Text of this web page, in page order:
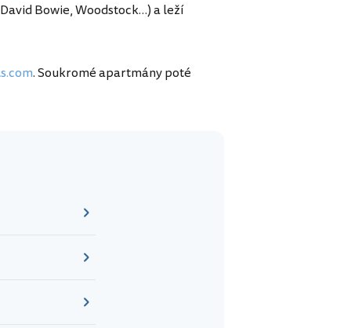
Bowie, Woodstock…) a leží
. Soukromé apartmány poté